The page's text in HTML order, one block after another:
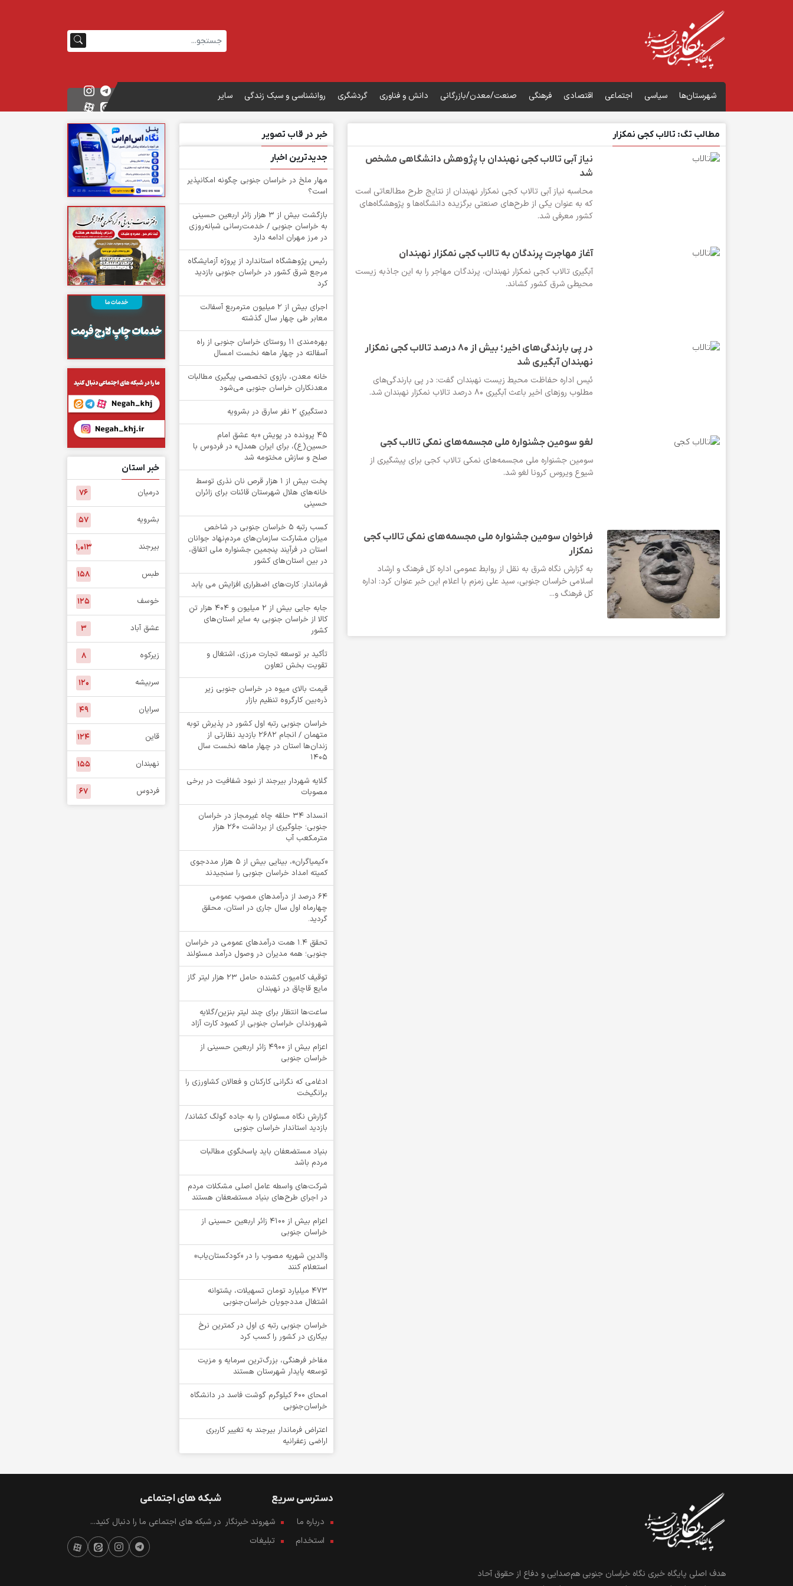
شهرستان‌ها سیاسی اجتماعی اقتصادی فرهنگی صنعت/معدن/بازرگانی دانش و فناوری گردشگری روانشناسی و سبک زندگی سایر
مطالب تگ: تالاب کجی نمکزار
نیاز ‌آبی‌ ‌تالاب‌ ‌کجی‌ نهبندان با پژوهش دانشگاهی مشخص
شد
محاسبه نیاز ‌آبی‌ ‌تالاب‌ ‌کجی‌ ‌نمکزار نهبندان از نتایج طرح مطالعاتی است
که به عنوان ‌یکی از طرح‌های‌ ‌صنعتی‌ ‌برگزیده دانشگاه‌ها ‌و ‌پژوهشگاه‌های‌
‌کشور معرفی شد.
آغاز مهاجرت پرندگان به تالاب کجی نمکزار نهبندان
آبگیری تالاب کجی نمکزار نهبندان، پرندگان مهاجر را به این جاذبه زیست
محیطی شرق کشور کشاند.
در پی بارندگی‌های اخیر؛ بیش از 80 درصد تالاب کجی نمکزار
نهبندان آبگیری شد
ئیس اداره حفاظت محیط زیست نهبندان گفت: در پی بارندگی‌های
مطلوب روزهای اخیر باعث آبگیری 80 درصد تالاب نمکزار نهبندان شد.
لغو سومین جشنواره ملی مجسمه‌های نمکی تالاب کجی
سومین جشنواره ملی مجسمه‌های نمکی تالاب کجی برای پیشگیری از
شیوع ویروس کرونا لغو شد.
فراخوان سومین جشنواره ملی مجسمه‌های نمکی تالاب کجی
نمکزار
به گزارش نگاه شرق به نقل از روابط عمومی اداره کل فرهنگ و ارشاد
اسلامی خراسان جنوبی، سید علی زمزم با اعلام این خبر عنوان کرد: اداره
کل فرهنگ و...
خبر در قاب تصویر
جدیدترین اخبار
‌مهار ملخ در خراسان جنوبی چگونه امکانپذیر
است؟
بازگشت بیش از ۳ هزار زائر اربعین حسینی
به خراسان جنوبی / خدمت‌رسانی شبانه‌روزی
در مرز مهران ادامه دارد
رئیس پژوهشگاه استاندارد از پروژه آزمایشگاه
مرجع شرق کشور در خراسان جنوبی بازدید
کرد
اجرای بیش از ۲ میلیون مترمربع آسفالت
معابر طی چهار سال گذشته
بهره‌مندی ۱۱ روستای خراسان جنوبی از راه
آسفالته در چهار ماهه نخست امسال
خانه معدن، بازوی تخصصی پیگیری مطالبات
معدنکاران خراسان جنوبی می‌شود
دستگيري 2 نفر سارق در بشرويه
۴۵ پرونده در پویش «به عشق امام
حسین(ع)، برای ایران همدل» در فردوس با
صلح و سازش مختومه شد
پخت بیش از 1 هزار قرص نان نذری توسط
خانه‌های هلال شهرستان قائنات برای زائران
حسینی
کسب رتبه ۵ خراسان جنوبی در شاخص
میزان مشارکت سازمان‌های مردم‌نهاد جوانان
استان در فرآیند پنجمین جشنواره ملی اتفاق،
در بین استان‌های کشور
فرماندار: کارت‌های اضطراری افزایش می یابد
جابه جایی بیش از 2 میلیون و 404 هزار تن
کالا از خراسان جنوبی به سایر استان‌های
کشور
تأکید بر توسعه تجارت مرزی، اشتغال و
تقویت بخش تعاون
قیمت بالای میوه در خراسان جنوبی زیر
ذره‌بین کارگروه تنظیم بازار
خراسان جنوبی رتبه اول کشور در پذیرش توبه
متهمان / انجام ۲۶۸۲ بازدید نظارتی از
زندان‌ها استان در چهار ماهه نخست سال
1405
گلایه شهردار بیرجند از نبود شفافیت در برخی
مصوبات
انسداد ۳۴ حلقه چاه غیرمجاز در خراسان
جنوبی؛ جلوگیری از برداشت ۲۶۰ هزار
مترمکعب آب
«کیمیاگران»، بینایی بیش از ۵ هزار مددجوی
کمیته امداد خراسان جنوبی را سنجیدند
64 درصد از درآمدهای مصوب عمومی
چهارماه اول سال جاری در استان، محقق
گردید.
تحقق ۱.۴ همت درآمدهای عمومی در خراسان
جنوبی؛ همه مدیران در وصول درآمد مسئولند
توقيف کامیون کشنده حامل 23 هزار لیتر گاز
مایع قاچاق در نهبندان
ساعت‌ها انتظار برای چند لیتر بنزین/گلایه
شهروندان خراسان جنوبی از کمبود کارت آزاد
اعزام بیش از 4900 زائر اربعین حسینی از
خراسان جنوبی
ادغامی که نگرانی کارکنان و فعالان کشاورزی را
برانگیخت
گزارش نگاه مسئولان را به جاده گولگ کشاند/
بازدید استاندار خراسان جنوبی
بنیاد مستضعفان باید پاسخگوی مطالبات
مردم باشد
شرکت‌های واسطه عامل اصلی مشکلات مردم
در اجرای طرح‌های بنیاد مستضعفان هستند
اعزام بیش از 4100 زائر اربعین حسینی از
خراسان جنوبی
والدین شهریه مصوب را در «کودکستان‌یاب»
استعلام کنند
۴۷۳ میلیارد تومان تسهیلات، پشتوانه
اشتغال مددجویان خراسان‌جنوبی
خراسان جنوبی رتبه ی اول در کمترین نرخ
بیکاری در کشور را کسب کرد
مفاخر فرهنگی، بزرگ‌ترین سرمایه و مزیت
توسعه پایدار شهرستان هستند
امحای ۶۰۰ کیلوگرم گوشت فاسد در دانشگاه
خراسان‌جنوبی
اعتراض فرماندار بیرجند به تغییر کاربری
اراضی زعفرانیه
خبر استان
درمیان ۷۶
بشرویه ۵۷
بیرجند ۱,۰۱۳
طبس ۱۵۸
خوسف ۱۲۵
عشق آباد ۳
زیرکوه ۸
سربیشه ۱۲۰
سرایان ۴۹
قاین ۱۲۴
نهبندان ۱۵۵
فردوس ۶۷
هدف اصلی پایگاه خبری نگاه خراسان جنوبی هم‌صدایی و دفاع از حقوق آحاد
دسترسی سریع
درباره ما
شهروند خبرنگار
استخدام
تبلیغات
شبکه های اجتماعی
در شبکه های اجتماعی ما را دنبال کنید...